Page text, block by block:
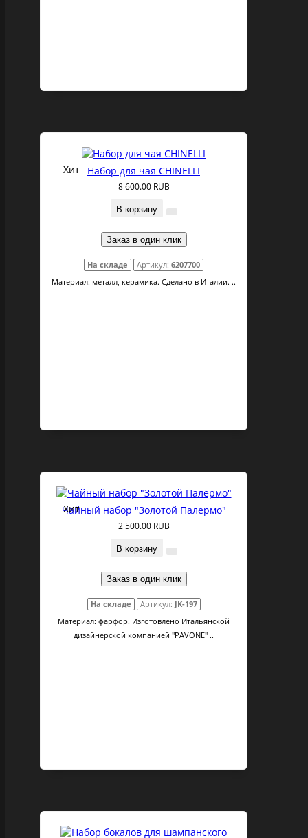
Хит Набор для чая CHINELLI
8 600.00 RUB
В корзину
Заказ в один клик
На складе Артикул: 6207700
Материал: металл, керамика. Сделано в Италии. ..
Хит
Чайный набор "Золотой Палермо"
2 500.00 RUB
В корзину
Заказ в один клик
На складе Артикул: JK-197
Материал: фарфор. Изготовлено Итальянской
дизайнерской компанией "PAVONE" ..